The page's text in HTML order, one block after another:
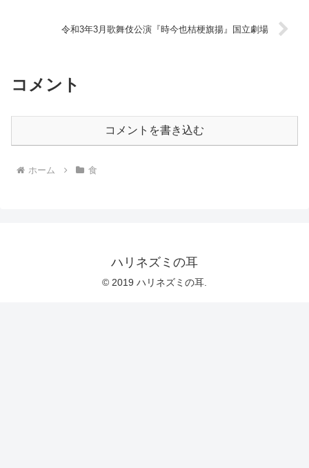
令和3年3月歌舞伎公演『時今也桔梗旗揚』国立劇場
コメント
コメントを書き込む
ホーム 食
ハリネズミの耳
© 2019 ハリネズミの耳.